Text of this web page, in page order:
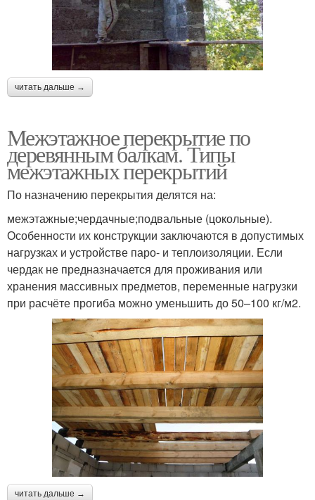
читать дальше →
Межэтажное перекрытие по
деревянным балкам. Типы
межэтажных перекрытий
По назначению перекрытия делятся на:
межэтажные;чердачные;подвальные (цокольные).
Особенности их конструкции заключаются в допустимых
нагрузках и устройстве паро- и теплоизоляции. Если
чердак не предназначается для проживания или
хранения массивных предметов, переменные нагрузки
при расчёте прогиба можно уменьшить до 50–100 кг/м2.
читать дальше →